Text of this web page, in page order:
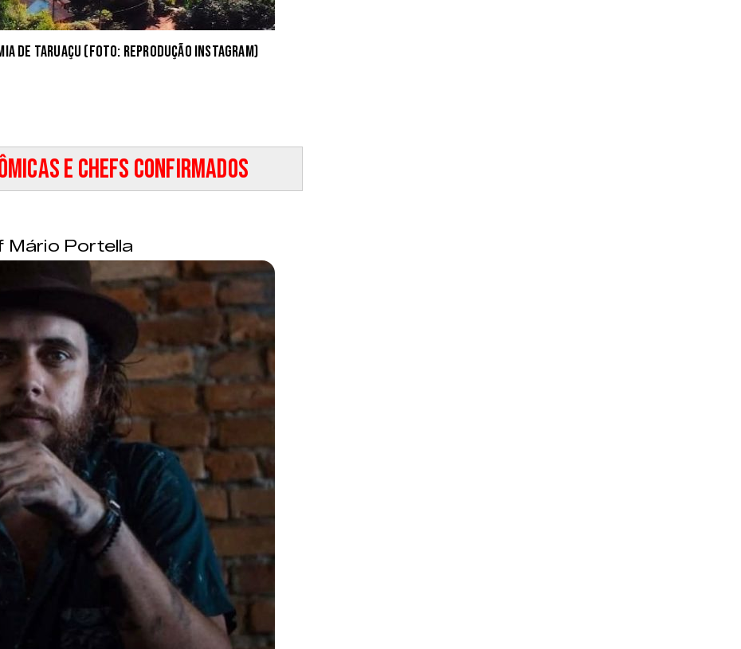
de Taruaçu (Foto: reprodução Instagram)
e chefs confirmados
Mário Portella